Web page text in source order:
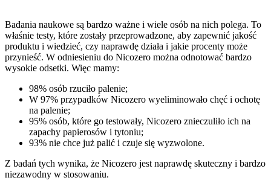
Badania naukowe są bardzo ważne i wiele osób na nich polega. To
właśnie testy, które zostały przeprowadzone, aby zapewnić jakość
produktu i wiedzieć, czy naprawdę działa i jakie procenty może
przynieść. W odniesieniu do Nicozero można odnotować bardzo
wysokie odsetki. Więc mamy:
98% osób rzuciło palenie;
W 97% przypadków Nicozero wyeliminowało chęć i ochotę
na palenie;
95% osób, które go testowały, Nicozero znieczuliło ich na
zapachy papierosów i tytoniu;
93% nie chce już palić i czuje się wyzwolone.
Z badań tych wynika, że ​​Nicozero jest naprawdę skuteczny i bardzo
niezawodny w stosowaniu.